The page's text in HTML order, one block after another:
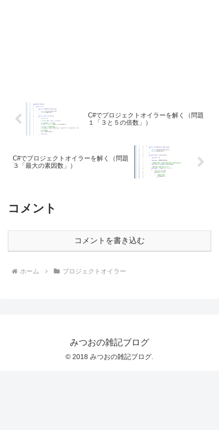
C#でプロジェクトオイラーを解く（問題
１「３と５の倍数」）
C#でプロジェクトオイラーを解く（問題
３「最大の素因数」）
コメント
コメントを書き込む
ホーム プロジェクトオイラー
みつおの雑記ブログ
© 2018 みつおの雑記ブログ.